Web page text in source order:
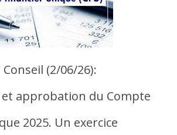
(2/06/26):
approbation du Compte
2025. Un exercice